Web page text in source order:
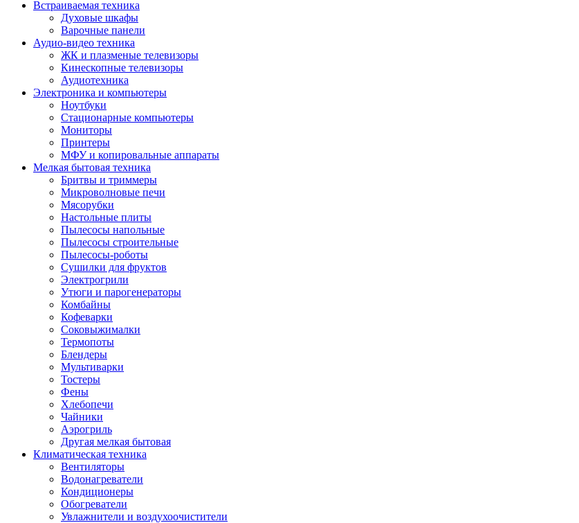
Встраиваемая техника
Духовые шкафы
Варочные панели
Аудио-видео техника
ЖК и плазменые телевизоры
Кинескопные телевизоры
Аудиотехника
Электроника и компьютеры
Ноутбуки
Стационарные компьютеры
Мониторы
Принтеры
МФУ и копировальные аппараты
Мелкая бытовая техника
Бритвы и триммеры
Микроволновые печи
Мясорубки
Настольные плиты
Пылесосы напольные
Пылесосы строительные
Пылесосы-роботы
Сушилки для фруктов
Электрогрили
Утюги и парогенераторы
Комбайны
Кофеварки
Соковыжималки
Термопоты
Блендеры
Мультиварки
Тостеры
Фены
Хлебопечи
Чайники
Аэрогриль
Другая мелкая бытовая
Климатическая техника
Вентиляторы
Водонагреватели
Кондиционеры
Обогреватели
Увлажнители и воздухоочистители